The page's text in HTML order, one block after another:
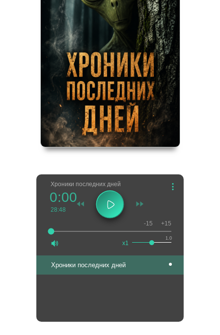
Хроники последних дней
0:00
28:48
1.0
x1
-15 +15
Хроники последних дней